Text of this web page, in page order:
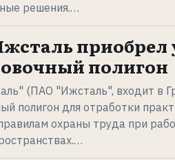
решения.…
приобрел
полигон
(ПАО "Ижсталь", входит в
полигон для отработки
охраны труда при